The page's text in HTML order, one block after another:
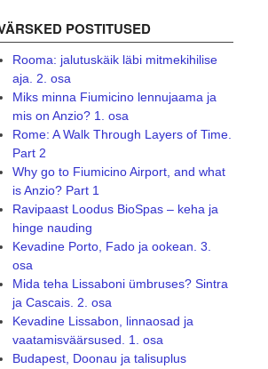
POSTITUSED
Rooma: jalutuskäik läbi mitmekihilise
aja. 2. osa
Miks minna Fiumicino lennujaama ja
mis on Anzio? 1. osa
Rome: A Walk Through Layers of Time.
Part 2
Why go to Fiumicino Airport, and what
is Anzio? Part 1
Ravipaast Loodus BioSpas – keha ja
hinge nauding
Kevadine Porto, Fado ja ookean. 3.
osa
Mida teha Lissaboni ümbruses? Sintra
ja Cascais. 2. osa
Kevadine Lissabon, linnaosad ja
vaatamisväärsused. 1. osa
Budapest, Doonau ja talisuplus